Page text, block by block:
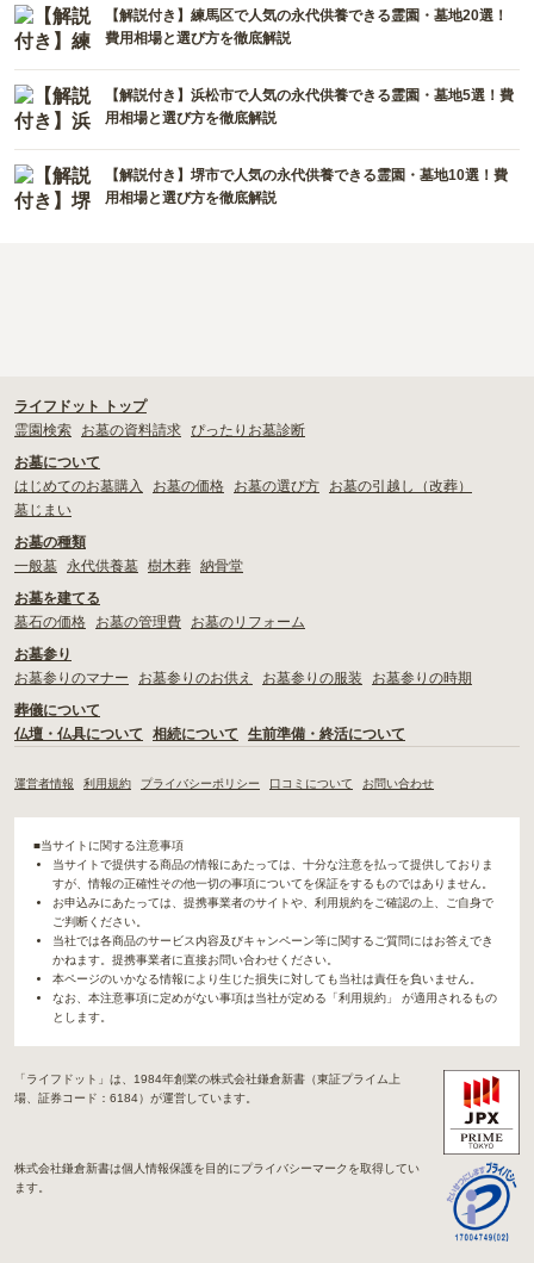
【解説付き】練馬区で人気の永代供養できる霊園・墓地20選！
費用相場と選び方を徹底解説
【解説付き】浜松市で人気の永代供養できる霊園・墓地5選！費
用相場と選び方を徹底解説
【解説付き】堺市で人気の永代供養できる霊園・墓地10選！費
用相場と選び方を徹底解説
ライフドット トップ
霊園検索
お墓の資料請求 ぴったりお墓診断
お墓について
はじめてのお墓購入
お墓の価格 お墓の選び方
お墓の引越し（改葬）
墓じまい
お墓の種類
一般墓
永代供養墓 樹木葬 納骨堂
お墓を建てる
墓石の価格
お墓の管理費
お墓のリフォーム
お墓参り
お墓参りのマナー
お墓参りのお供え お墓参りの服装
お墓参りの時期
葬儀について
仏壇・仏具について
相続について 生前準備・終活について
運営者情報 利用規約 プライバシーポリシー 口コミについて お問い合わせ
■当サイトに関する注意事項
当サイトで提供する商品の情報にあたっては、十分な注意を払って提供しておりま
すが、情報の正確性その他一切の事項についてを保証をするものではありません。
お申込みにあたっては、提携事業者のサイトや、利用規約をご確認の上、ご自身で
ご判断ください。
当社では各商品のサービス内容及びキャンペーン等に関するご質問にはお答えでき
かねます。提携事業者に直接お問い合わせください。
本ページのいかなる情報により生じた損失に対しても当社は責任を負いません。
なお、本注意事項に定めがない事項は当社が定める「利用規約」 が適用されるもの
とします。
「ライフドット」は、1984年創業の株式会社鎌倉新書（東証プライム上
場、証券コード：6184）が運営しています。
株式会社鎌倉新書は個人情報保護を目的にプライバシーマークを取得してい
ます。